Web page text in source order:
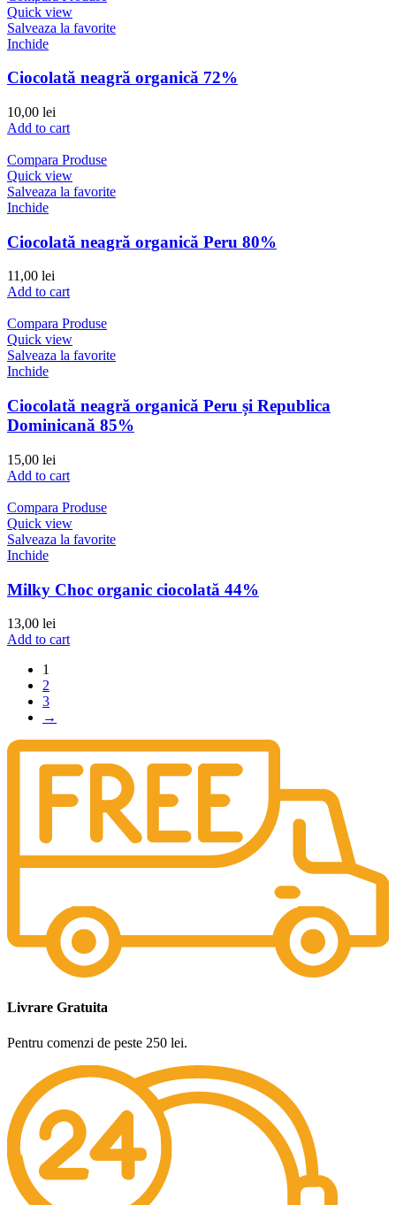
Quick view
Salveaza la favorite
Inchide
Ciocolată neagră organică 72%
10,00 lei
Add to cart
Compara Produse
Quick view
Salveaza la favorite
Inchide
Ciocolată neagră organică Peru 80%
11,00 lei
Add to cart
Compara Produse
Quick view
Salveaza la favorite
Inchide
Ciocolată neagră organică Peru și Republica
Dominicană 85%
15,00 lei
Add to cart
Compara Produse
Quick view
Salveaza la favorite
Inchide
Milky Choc organic ciocolată 44%
13,00 lei
Add to cart
1
2
3
→
Livrare Gratuita
Pentru comenzi de peste 250 lei.